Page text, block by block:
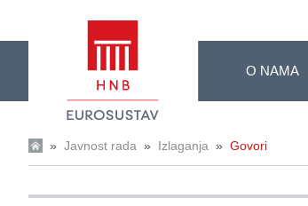
O NAMA
» Javnost rada » Izlaganja » Govori